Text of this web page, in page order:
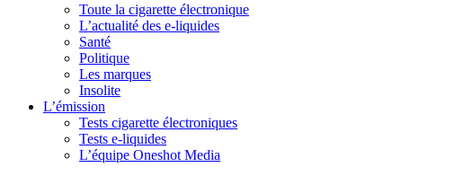
Toute la cigarette électronique
L’actualité des e-liquides
Santé
Politique
Les marques
Insolite
L’émission
Tests cigarette électroniques
Tests e-liquides
L’équipe Oneshot Media